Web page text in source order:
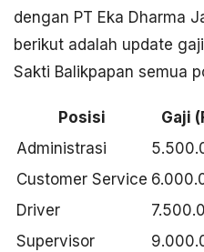
dengan PT Eka Dharma
berikut adalah update
Sakti Balikpapan semua
Posisi
Gaji
Administrasi
Customer Service
Driver
Supervisor